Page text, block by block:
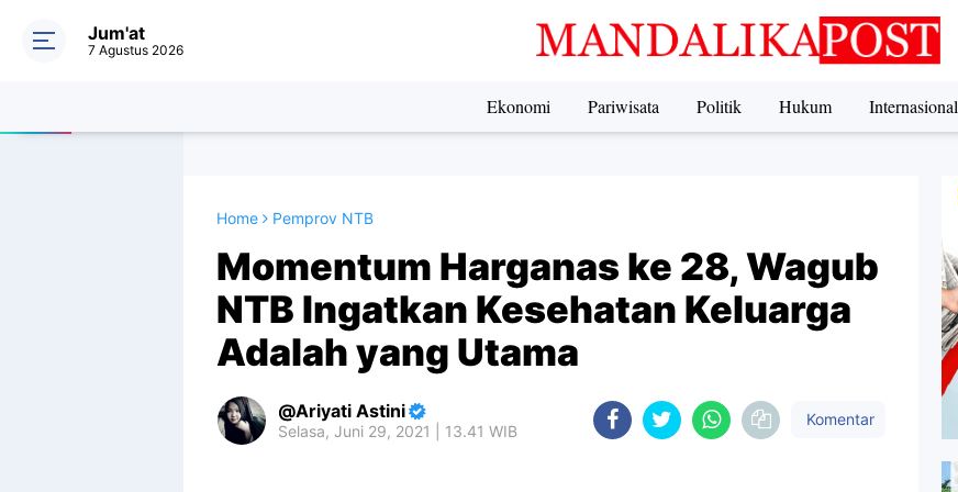
Jum'at
7 Agustus 2026
Ekonomi Pariwisata Politik Hukum Internasional
Home Pemprov NTB
Momentum Harganas ke 28, Wagub
NTB Ingatkan Kesehatan Keluarga
Adalah yang Utama
Ariyati Astini
Selasa, Juni 29, 2021 | 13.41 WIB
Komentar